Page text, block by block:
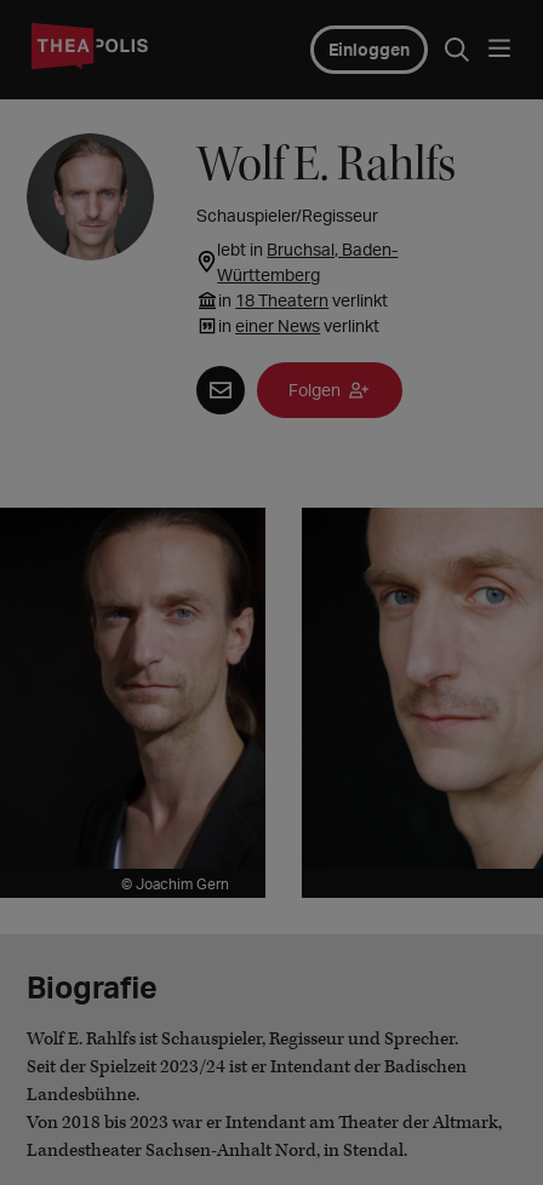
Einloggen
Wolf E. Rahlfs
Schauspieler/Regisseur
lebt in Bruchsal, Baden-
Württemberg
in 18 Theatern verlinkt
ineiner Newsverlinkt
Folgen
© Joachim Gern
Biografie
Wolf E. Rahlfs ist Schauspieler, Regisseur und Sprecher.
Seit der Spielzeit 2023/24 ist er Intendant der Badischen
Landesbühne.
Von 2018 bis 2023 war er Intendant am Theater der Altmark,
Landestheater Sachsen-Anhalt Nord, in Stendal.